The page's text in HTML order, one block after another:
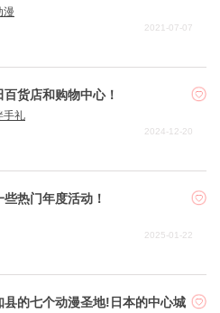
漫
2021-07-07
百货店和购物中心！
手礼
2024-12-20
热门年度活动！
2025-01-22
县的七个动漫圣地!日本的中心城